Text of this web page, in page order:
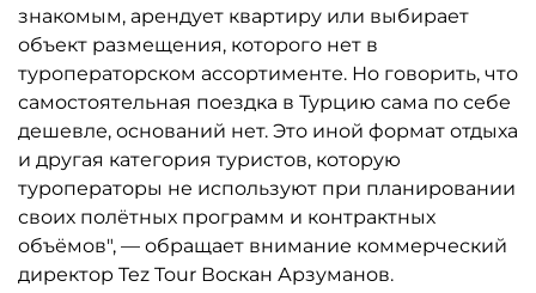
знакомым, арендует квартиру или выбирает
объект размещения, которого нет в
туроператорском ассортименте. Но говорить, что
самостоятельная поездка в Турцию сама по себе
дешевле, оснований нет. Это иной формат отдыха
и другая категория туристов, которую
туроператоры не используют при планировании
своих полётных программ и контрактных
объёмов", — обращает внимание коммерческий
директор Tez Tour Воскан Арзуманов.